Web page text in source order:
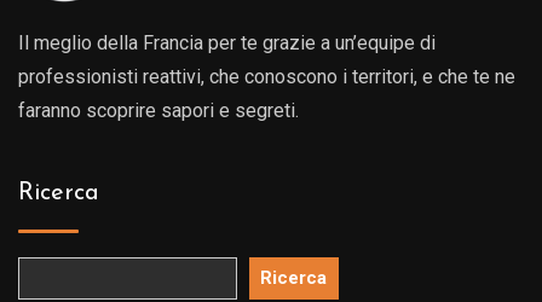
Il meglio della Francia per te grazie a un’equipe di
professionisti reattivi, che conoscono i territori, e che te ne
faranno scoprire sapori e segreti.
Ricerca
Ricerca